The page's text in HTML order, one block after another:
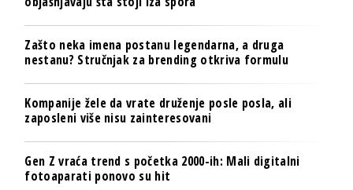
Zašto neka imena postanu legendarna, a druga
nestanu? Stručnjak za brending otkriva formulu
Kompanije žele da vrate druženje posle posla, ali
zaposleni više nisu zainteresovani
Gen Z vraća trend s početka 2000-ih: Mali digitalni
fotoaparati ponovo su hit